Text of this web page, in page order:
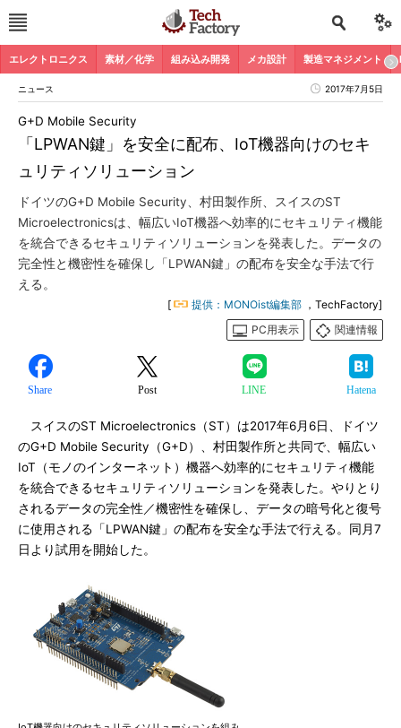
エレクトロニクス 素材／化学 組み込み開発 メカ設計 製造マネジメント
ニュース 2017年7月5日
「LPWAN鍵」を安全に配布、IoT機器向けのセキ
ュリティソリューション
G+D Mobile Security
ドイツのG+D Mobile Security、村田製作所、スイスのST
Microelectronicsは、幅広いIoT機器へ効率的にセキュリティ機能
を統合できるセキュリティソリューションを発表した。データの
完全性と機密性を確保し「LPWAN鍵」の配布を安全な手法で行
える。
[ 提供：MONOist編集部 ，TechFactory]
PC用表示
関連情報
Share Post LINE Hatena
スイスのST Microelectronics（ST）は2017年6月6日、ドイツ
のG+D Mobile Security（G+D）、村田製作所と共同で、幅広い
IoT（モノのインターネット）機器へ効率的にセキュリティ機能
を統合できるセキュリティソリューションを発表した。やりとり
されるデータの完全性／機密性を確保し、データの暗号化と復号
に使用される「LPWAN鍵」の配布を安全な手法で行える。同月7
日より試用を開始した。